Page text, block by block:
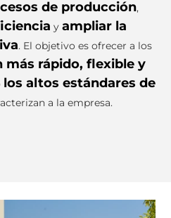
de producción,
y ampliar la
. El objetivo es ofrecer a los
más rápido, flexible y
los altos estándares de
a la empresa.